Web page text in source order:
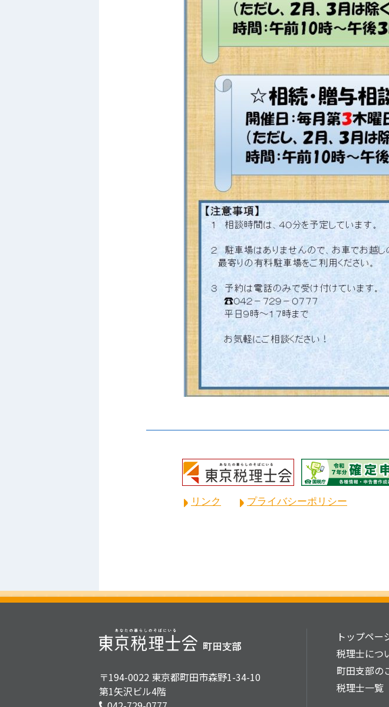
リンク プライバシーポリシー
〒194-0022 東京都町田市森野1-34-10
第1矢沢ビル4階
トップペー
税理士につ
町田支部の
税理士一覧